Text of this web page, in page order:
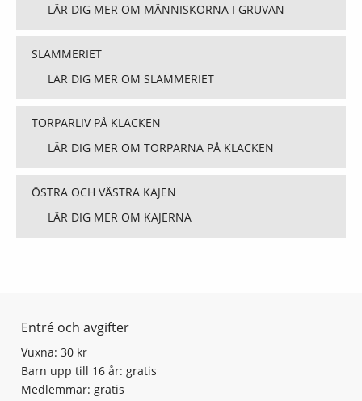
LÄR DIG MER OM MÄNNISKORNA I GRUVAN
SLAMMERIET
LÄR DIG MER OM SLAMMERIET
TORPARLIV PÅ KLACKEN
LÄR DIG MER OM TORPARNA PÅ KLACKEN
ÖSTRA OCH VÄSTRA KAJEN
LÄR DIG MER OM KAJERNA
Entré och avgifter
Vuxna: 30 kr
Barn upp till 16 år: gratis
Medlemmar: gratis